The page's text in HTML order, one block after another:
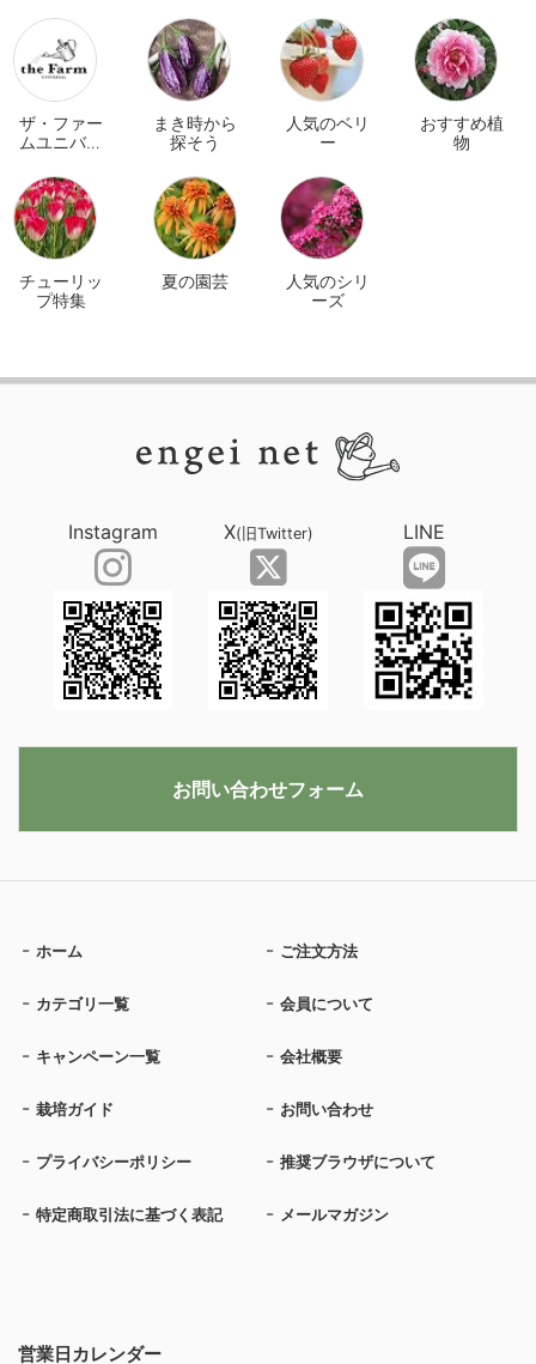
ザ・ファー
ムユニバー
イン
まき時から
探そう
人気のベリ
ー
おすすめ植
物
チューリッ
プ特集
夏の園芸
人気のシリ
ーズ
営業日カレンダー
ホーム ご注文方法
カテゴリ一覧 会員について
キャンペーン一覧 会社概要
栽培ガイド お問い合わせ
プライバシーポリシー 推奨ブラウザについて
特定商取引法に基づく表記 メールマガジン
Instagram X(旧Twitter) LINE
お問い合わせフォーム